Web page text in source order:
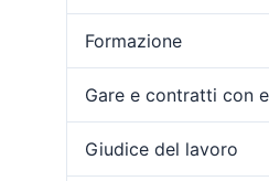
Formazione
Gare e contratti con
Giudice del lavoro